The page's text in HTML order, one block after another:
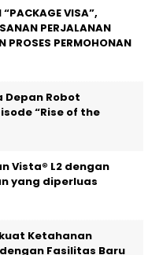
“PACKAGE VISA”,
PERJALANAN
PROSES PERMOHONAN
Depan Robot
“Rise of the
Vista® L2 dengan
yang diperluas
Ketahanan
Fasilitas Baru